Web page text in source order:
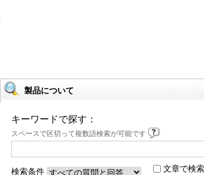
製品について
キーワードで探す：
スペースで区切って複数語検索が可能です
検索条件 文章で検索